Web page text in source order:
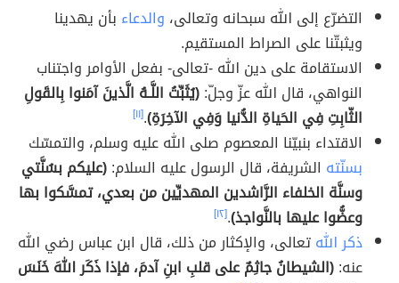
التضرّع إلى الله سبحانه وتعالى، والدعاء بأن يهدينا
ويثبتّنا على الصراط المستقيم.
الاستقامة على دين الله -تعالى- بفعل الأوامر واجتناب
النواهي، قال الله عزّ وجلّ:(يُثَبِّتُ اللَّـهُ الَّذينَ آمَنوا بِالقَولِ
الثّابِتِ فِي الحَياةِ الدُّنيا وَفِي الآخِرَةِ).[١١]
الاقتداء بنبيّنا المعصوم صلى الله عليه وسلم، والتمسّك
بسنّته الشريفة، قال الرسول عليه السلام:(عليكم بسُنَّتي
وسنَّة الخلفاء الرَّاشدين المهديِّين من بعدي، تمسَّكوا بها
وعضُّوا عليها بالنَّواجذ).[١٢]
ذكر اللهتعالى، والإكثار من ذلك، قال ابن عباس رضي الله
عنه:(الشيطانُ جاثِمٌ على قلبِ ابنِ آدمَ، فإذا ذَكَر اللهَ خَنَسَ